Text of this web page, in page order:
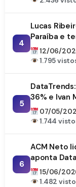
4
Lucas
Paraíba e
DataTrends
12/06/
1.795
5
36% e Ivan
07/05/
1.744
6
ACM Neto
aponta
15/06/
1.482